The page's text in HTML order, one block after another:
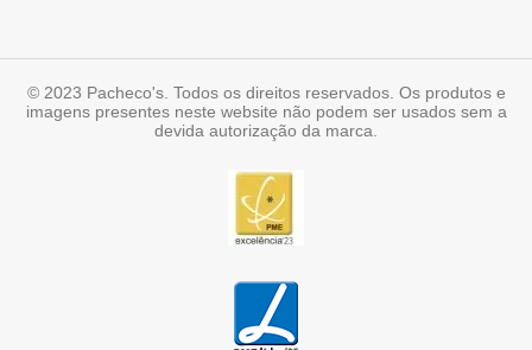
© 2023 Pacheco's. Todos os direitos reservados. Os produtos e
imagens presentes neste website não podem ser usados sem a
devida autorização da marca.